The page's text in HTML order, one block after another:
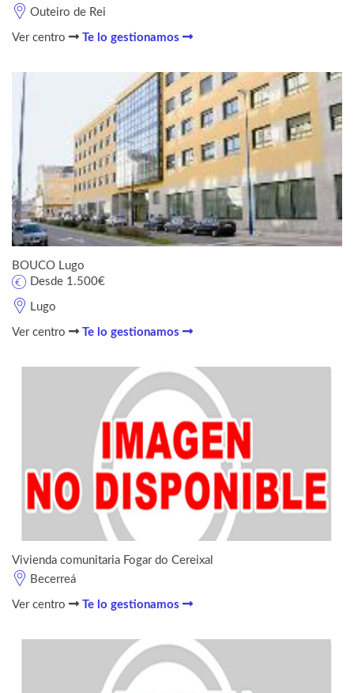
Outeiro de Rei
Ver centro Te lo gestionamos
BOUCO Lugo
Lugo
Desde 1.500€
Ver centro Te lo gestionamos
Vivienda comunitaria Fogar do Cereixal
Becerreá
Ver centro Te lo gestionamos